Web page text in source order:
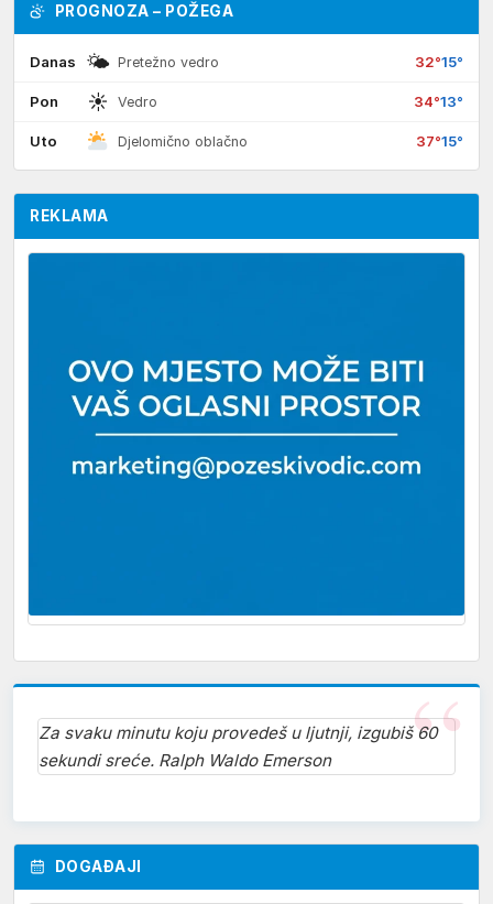
PROGNOZA – POŽEGA
Danas 🌤 Pretežno vedro 32°15°
Pon ☀ Vedro 34°13°
Uto Djelomično oblačno 37°15°
REKLAMA
Za svaku minutu koju provedeš u ljutnji, izgubiš 60
sekundi sreće. Ralph Waldo Emerson
DOGAĐAJI